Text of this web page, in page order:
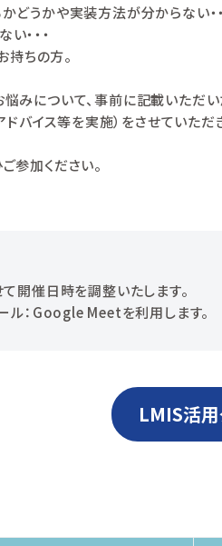
どうかや実装方法が分からない・・
・・・
ちの方。
みについて、事前に記載いただ
イス等を実施）をさせていただ
参加ください。
開催日時を調整いたします。
：Google Meetを利用します。
LMIS活用